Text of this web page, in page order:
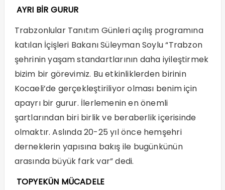
AYRI BİR GURUR
Trabzonlular Tanıtım Günleri açılış programına
katılan İçişleri Bakanı Süleyman Soylu “Trabzon
şehrinin yaşam standartlarının daha iyileştirmek
bizim bir görevimiz. Bu etkinliklerden birinin
Kocaeli’de gerçekleştiriliyor olması benim için
apayrı bir gurur. İlerlemenin en önemli
şartlarından biri birlik ve beraberlik içerisinde
olmaktır. Aslında 20-25 yıl önce hemşehri
derneklerin yapısına bakış ile bugünkünün
arasında büyük fark var” dedi.
TOPYEKÜN MÜCADELE